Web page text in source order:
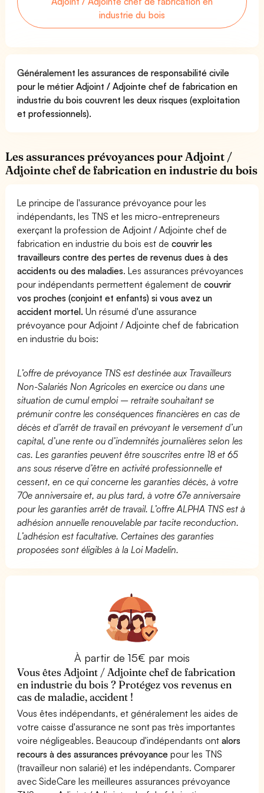
industrie du bois
Généralement les assurances de responsabilité civile
pour le métier Adjoint / Adjointe chef de fabrication en
industrie du bois couvrent les deux risques (exploitation
et professionnels).
Les assurances prévoyances pour Adjoint /
Adjointe chef de fabrication en industrie du bois
Le principe de l'assurance prévoyance pour les
indépendants, les TNS et les micro-entrepreneurs
exerçant la profession de Adjoint / Adjointe chef de
fabrication en industrie du bois est decouvrir les
travailleurs contre des pertes de revenus dues à des
accidents ou des maladies. Les assurances prévoyances
pour indépendants permettent également decouvrir
vos proches (conjoint et enfants) si vous avez un
accident mortel. Un résumé d'une assurance
prévoyance pour Adjoint / Adjointe chef de fabrication
en industrie du bois:
L’offre de prévoyance TNS est destinée aux Travailleurs
Non-Salariés Non Agricoles en exercice ou dans une
situation de cumul emploi – retraite souhaitant se
prémunir contre les conséquences financières en cas de
décès et d’arrêt de travail en prévoyant le versement d’un
capital, d’une rente ou d’indemnités journalières selon les
cas. Les garanties peuvent être souscrites entre 18 et 65
ans sous réserve d’être en activité professionnelle et
cessent, en ce qui concerne les garanties décès, à votre
70e anniversaire et, au plus tard, à votre 67e anniversaire
pour les garanties arrêt de travail. L’offre ALPHA TNS est à
adhésion annuelle renouvelable par tacite reconduction.
L’adhésion est facultative. Certaines des garanties
proposées sont éligibles à la Loi Madelin.
À partir de 15€ par mois
Vous êtes Adjoint / Adjointe chef de fabrication
en industrie du bois ? Protégez vos revenus en
cas de maladie, accident !
Vous êtes indépendants, et généralement les aides de
votre caisse d'assurance ne sont pas très importantes
voire négligeables. Beaucoup d'indépendants ontalors
recours à des assurances prévoyance pour les TNS
(travailleur non salarié) et les indépendants. Comparer
avec SideCare les meilleures assurances prévoyance